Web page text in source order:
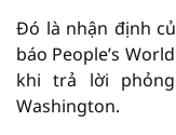
Đó là nhận định
báo People’s
khi trả lời
Washington.